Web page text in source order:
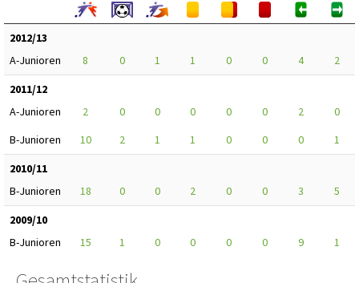
2012/13
A-Junioren
8 0 1 1 0 0 4
2
2011/12
A-Junioren
2 0 0 0 0 0 2
0
B-Junioren
10 2 1 1 0 0 0
1
2010/11
B-Junioren
18 0 0 2 0 0 3
5
2009/10
B-Junioren
15 1 0 0 0 0 9 1